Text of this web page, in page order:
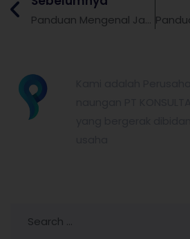
Panduan Mengenal Jasa Pendirian CV: Syarat-Syarat dan Ketentuan yang Perlu Dilengkapi